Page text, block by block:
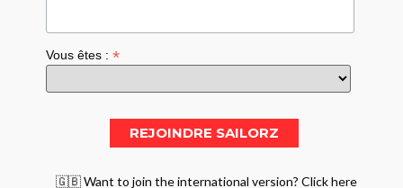
Vous êtes :*
🇬🇧 Want to join the international version? Click here